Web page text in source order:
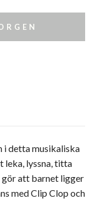
i detta musikaliska
leka, lyssna, titta
gör att barnet ligger
med Clip Clop och